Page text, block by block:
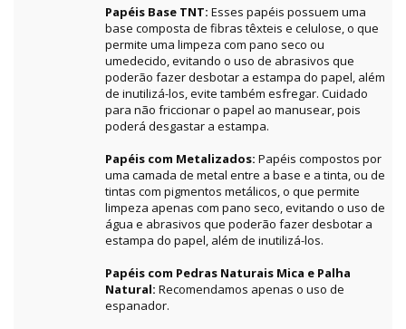
Papéis Base TNT: Esses papéis possuem uma
base composta de fibras têxteis e celulose, o que
permite uma limpeza com pano seco ou
umedecido, evitando o uso de abrasivos que
poderão fazer desbotar a estampa do papel, além
de inutilizá-los, evite também esfregar. Cuidado
para não friccionar o papel ao manusear, pois
poderá desgastar a estampa.
Papéis com Metalizados: Papéis compostos por
uma camada de metal entre a base e a tinta, ou de
tintas com pigmentos metálicos, o que permite
limpeza apenas com pano seco, evitando o uso de
água e abrasivos que poderão fazer desbotar a
estampa do papel, além de inutilizá-los.
Papéis com Pedras Naturais Mica e Palha
Natural: Recomendamos apenas o uso de
espanador.